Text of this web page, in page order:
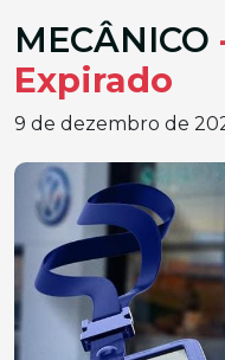
MECÂNICO
Expirado
9 de dezembro de